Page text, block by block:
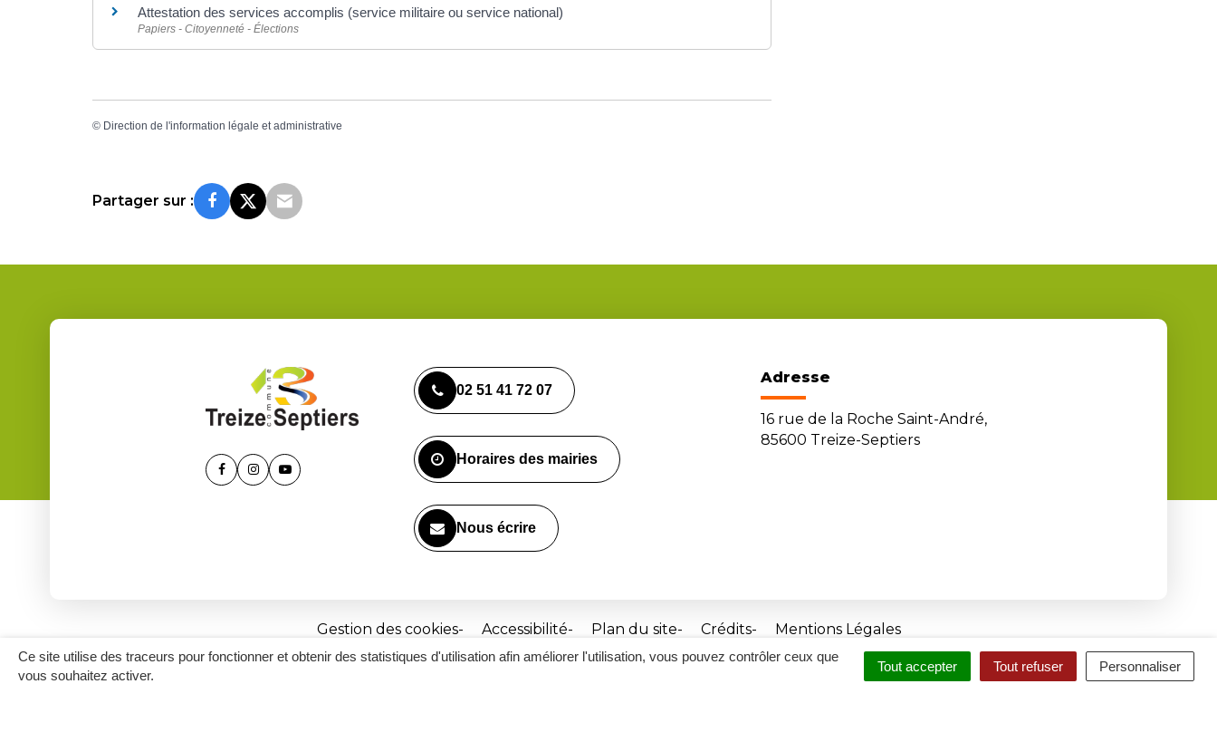
Ce site utilise des traceurs pour fonctionner et obtenir des statistiques d'utilisation afin améliorer l'utilisation, vous pouvez contrôler ceux que
vous souhaitez activer.
Tout accepter Tout refuser Personnaliser
Attestation des services accomplis (service militaire ou service national)
Papiers - Citoyenneté - Élections
© Direction de l'information légale et administrative
Partager sur :
Lien Lien Lien
02 51 41 72 07
Horaires des mairies
Nous écrire
Adresse
16 rue de la Roche Saint-André,
85600 Treize-Septiers
Gestion des cookies Accessibilité Plan du site Crédits Mentions Légales